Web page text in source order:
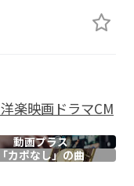
洋楽映画ドラマCM
動画プラス
「カポなし」の曲